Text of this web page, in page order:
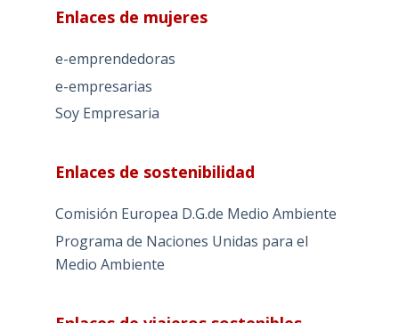
Enlaces de mujeres
e-emprendedoras
e-empresarias
Soy Empresaria
Enlaces de sostenibilidad
Comisión Europea D.G.de Medio Ambiente
Programa de Naciones Unidas para el
Medio Ambiente